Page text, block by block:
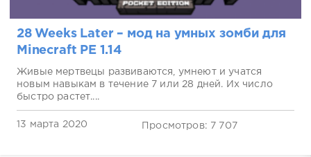
28 Weeks Later – мод на умных зомби для
Minecraft PE 1.14
Живые мертвецы развиваются, умнеют и учатся
новым навыкам в течение 7 или 28 дней. Их число
быстро растет....
13 марта 2020 Просмотров: 7 707